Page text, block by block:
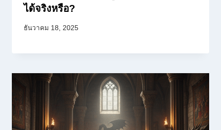
ได้จริงหรือ?
ธันวาคม 18, 2025